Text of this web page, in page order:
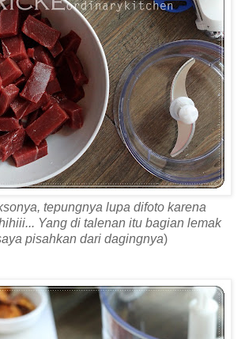
tepungnya lupa difoto karena
Yang di talenan itu bagian lemak
pisahkan dari dagingnya)